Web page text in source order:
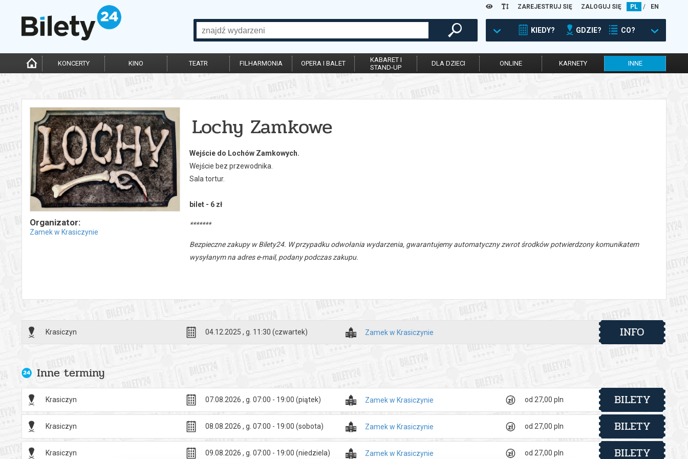
ZAREJESTRUJ SIĘ ZALOGUJ SIĘ PL / EN
KIEDY? GDZIE? CO?
KONCERTY KINO TEATR FILHARMONIA OPERA I BALET
KABARET I
STAND-UP
DLA DZIECI ONLINE KARNETY INNE
Organizator:
Zamek w Krasiczynie
Lochy Zamkowe
Wejście do Lochów Zamkowych.
Wejście bez przewodnika.
Sala tortur.
bilet - 6 zł
*******
Bezpieczne zakupy w Bilety24. W przypadku odwołania wydarzenia, gwarantujemy automatyczny zwrot środków potwierdzony komunikatem
wysyłanym na adres e-mail, podany podczas zakupu.
Krasiczyn 04.12.2025 , g. 11:30 (czwartek) Zamek w Krasiczynie INFO
Inne terminy
Krasiczyn 07.08.2026 , g. 07:00 - 19:00 (piątek) Zamek w Krasiczynie od 27,00 pln BILETY
Krasiczyn 08.08.2026 , g. 07:00 - 19:00 (sobota) Zamek w Krasiczynie od 27,00 pln BILETY
Krasiczyn 09.08.2026 , g. 07:00 - 19:00 (niedziela) Zamek w Krasiczynie od 27,00 pln BILETY